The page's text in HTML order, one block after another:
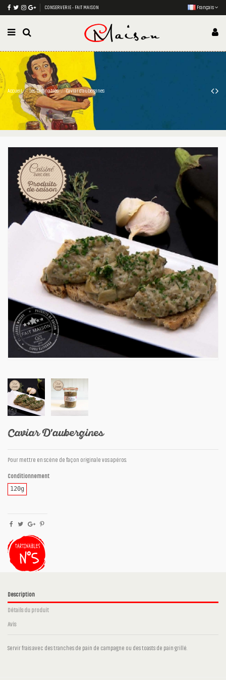
CONSERVERIE - FAIT MAISON Français
Accueil Les tartinables Caviar d'aubergines
Caviar D'aubergines
Pour mettre en scène de façon originale vos apéros.
Conditionnement
120g
Description
Détails du produit
Avis
Servir frais avec des tranches de pain de campagne ou des toasts de pain grillé.